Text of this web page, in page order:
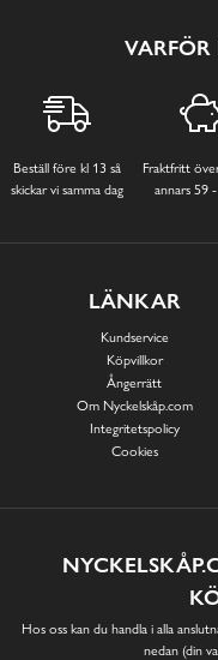
VARFÖR
Beställ före kl 13 så
skickar vi samma dag
Fraktfritt
annars 59
LÄNKAR
Kundservice
Köpvillkor
Ångerrätt
Om Nyckelskåp.com
Integritetspolicy
Cookies
Hos oss kan du handla i alla
nedan (din